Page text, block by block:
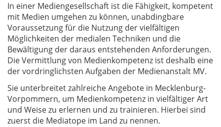
In einer Mediengesellschaft ist die Fähigkeit, kompetent
mit Medien umgehen zu können, unabdingbare
Voraussetzung für die Nutzung der vielfältigen
Möglichkeiten der medialen Techniken und die
Bewältigung der daraus entstehenden Anforderungen.
Die Vermittlung von Medienkompetenz ist deshalb eine
der vordringlichsten Aufgaben der Medienanstalt MV.
Sie unterbreitet zahlreiche Angebote in Mecklenburg-
Vorpommern, um Medienkompetenz in vielfältiger Art
und Weise zu erlernen und zu trainieren. Hierbei sind
zuerst die Mediatope im Land zu nennen.